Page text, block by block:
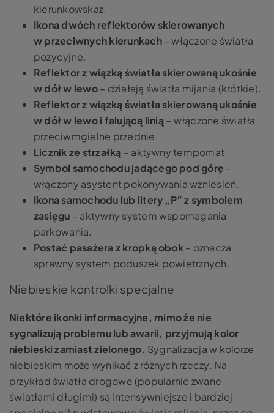
kierunkowskaz.
Ikona dwóch reflektorów skierowanych
w przeciwnych kierunkach– włączone światła
pozycyjne.
Reflektor z wiązką światła skierowaną ukośnie
w dół w lewo– działają światła mijania (krótkie).
Reflektor z wiązką światła skierowaną ukośnie
w dół w lewo i falującą linią– włączone światła
przeciwmgielne przednie.
Licznik ze strzałką – aktywny tempomat.
Symbol samochodu jadącego pod górę –
włączony asystent pokonywania wzniesień.
Ikona samochodu lub litery „P” z symbolem
zasięgu – aktywny system wspomagania
parkowania.
Postać pasażera z kropką obok– oznacza
sprawny system poduszek powietrznych.
Niebieskie kontrolki specjalne
Niektóre ikonki informacyjne, mimo że nie
sygnalizują problemu lub awarii, przyjmują kolor
niebieski zamiast zielonego. Sygnalizacja w kolorze
niebieskim może wynikać z różnych rzeczy. Na
przykład światła drogowe (popularnie zwane
światłami długimi) są intensywniejsze i bardziej